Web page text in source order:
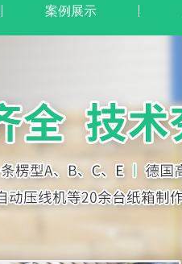
案例展示